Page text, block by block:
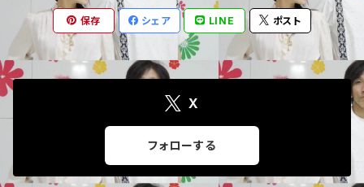
保存 シェア LINE ポスト
X
フォローする